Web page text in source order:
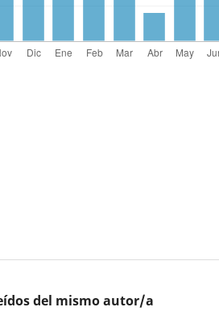
del mismo autor/a